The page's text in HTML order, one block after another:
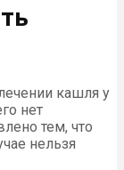
кашля у
нет
тем, что
нельзя